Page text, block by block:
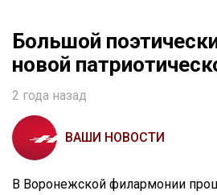
Большой
новой
2 года назад
ВАШИ НОВОСТИ
В Воронежской филармонии